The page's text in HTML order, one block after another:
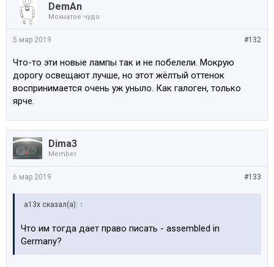
DemAn
Мохнатое чудо
#132
5 мар 2019
Что-то эти новые лампы так и не побелели. Мокрую
дорогу освещают лучше, но этот жёлтый оттенок
воспринимается очень уж уныло. Как галоген, только
ярче.
Dima3
Member
#133
6 мар 2019
a13x сказал(а): ↑
Что им тогда дает право писать - assembled in
Germany?